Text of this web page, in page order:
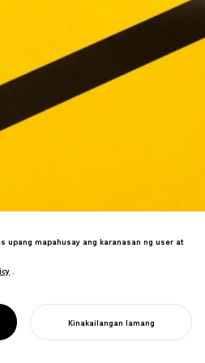
iconic game sounds kapag natapakan,
matagumpay na pagpapakilala sa
SIMULAN ANG INYONG PROYEKTO
upang mapahusay ang karanasan ng user at
.
Kinakailangan lamang